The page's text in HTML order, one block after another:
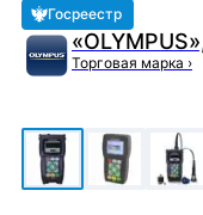
Госреестр
Торговая марка ›